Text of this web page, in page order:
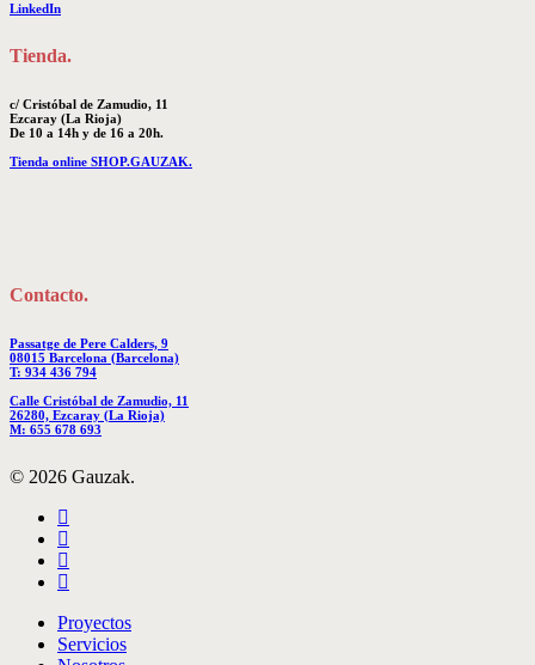
LinkedIn
Tienda.
c/ Cristóbal de Zamudio, 11
Ezcaray (La Rioja)
De 10 a 14h y de 16 a 20h.
Tienda online SHOP.GAUZAK.
Contacto.
Passatge de Pere Calders, 9
08015 Barcelona (Barcelona)
T: 934 436 794
Calle Cristóbal de Zamudio, 11
26280, Ezcaray (La Rioja)
M: 655 678 693
© 2026 Gauzak.
linkedin
instagram
behance
whatsapp
Close
Menu
Proyectos
Servicios